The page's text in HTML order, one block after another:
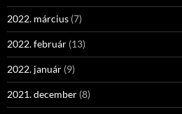
2022. március (7)
2022. február (13)
2022. január (9)
2021. december (8)